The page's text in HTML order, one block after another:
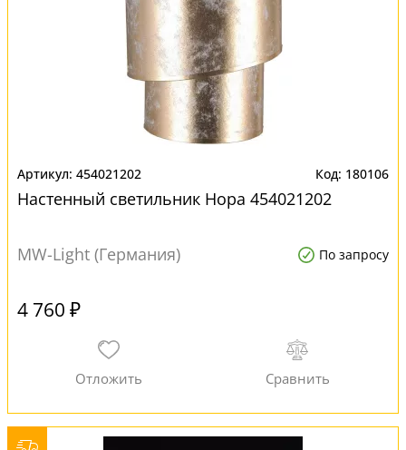
454021202 180106
Настенный светильник Нора 454021202
MW-Light (Германия) По запросу
4 760 ₽